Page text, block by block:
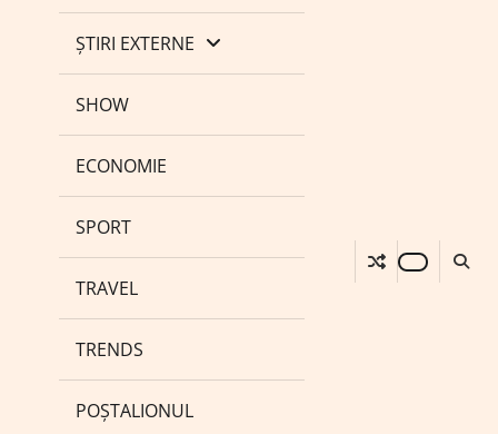
ȘTIRI EXTERNE
SHOW
ECONOMIE
SPORT
TRAVEL
TRENDS
POȘTALIONUL